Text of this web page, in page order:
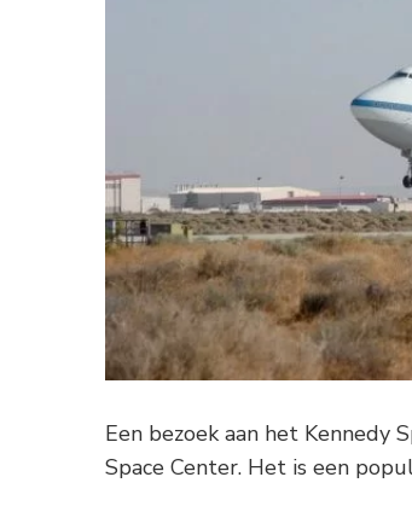
Een bezoek aan het Kennedy
Space Center. Het is een